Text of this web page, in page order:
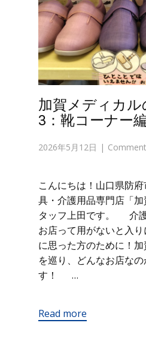
加賀メディカル
3：靴コーナー
2026年5月12日
こんにちは！山口県防
具・介護用品専門店「
タッフ上田です。 介
お店って用がないと入
に思った方のために！
を巡り、どんなお店な
す！ …
Read more